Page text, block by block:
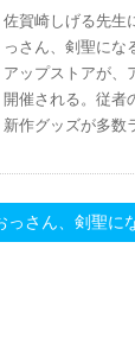
佐賀崎しげる先生
っさん、剣聖にな
アップストアが、
開催される。従者
新作グッズが多数
さん、剣聖に